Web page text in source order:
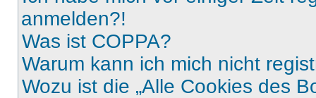
anmelden?!
Was ist COPPA?
Warum kann ich mich nicht
Wozu ist die „Alle Cookies des